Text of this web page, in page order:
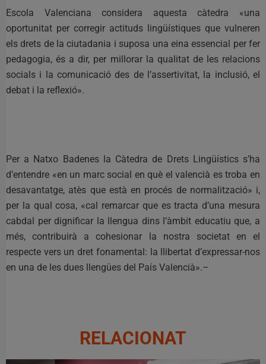
Escola Valenciana considera aquesta càtedra «una
oportunitat per corregir actituds lingüístiques que vulneren
els drets de la ciutadania i suposa una eina essencial per fer
pedagogia, és a dir, per millorar la qualitat de les relacions
socials i la comunicació des de l’assertivitat, la inclusió, el
debat i la reflexió».
Per a Natxo Badenes la Càtedra de Drets Lingüístics s’ha
d’entendre «en un marc social en què el valencià es troba en
desavantatge, atès que està en procés de normalització» i,
per la qual cosa, «cal remarcar que es tracta d’una mesura
cabdal per dignificar la llengua dins l’àmbit educatiu que, a
més, contribuirà a cohesionar la nostra societat en el
respecte vers un dret fonamental: la llibertat d’expressar-nos
en una de les dues llengües del País Valencià».–
RELACIONAT